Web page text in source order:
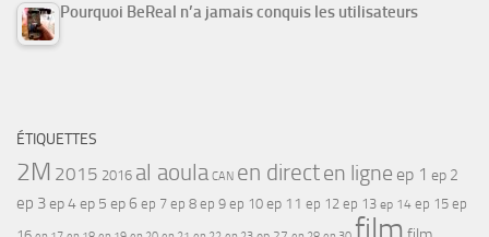
Pourquoi BeReal n’a jamais conquis les utilisateurs
ÉTIQUETTES
2M 2015 2016 al aoula CAN en directen ligne ep 1 ep 2
ep 3ep 4ep 5 ep 6 ep 7 ep 8 ep 9 ep 10 ep 11 ep 12 ep 13 ep 14 ep 15 ep